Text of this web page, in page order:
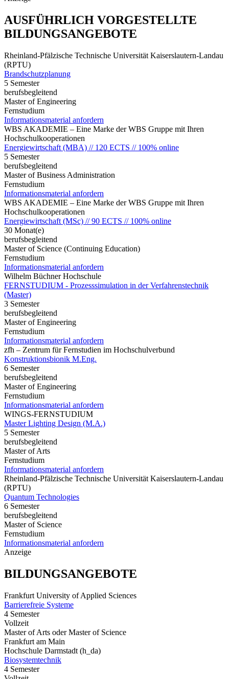
AUSFÜHRLICH VORGESTELLTE
BILDUNGSANGEBOTE
Rheinland-Pfälzische Technische Universität Kaiserslautern-Landau
(RPTU)
Brandschutzplanung
5 Semester
berufsbegleitend
Master of Engineering
Fernstudium
Informationsmaterial anfordern
WBS AKADEMIE – Eine Marke der WBS Gruppe mit Ihren
Hochschulkooperationen
Energiewirtschaft (MBA) // 120 ECTS // 100% online
5 Semester
berufsbegleitend
Master of Business Administration
Fernstudium
Informationsmaterial anfordern
WBS AKADEMIE – Eine Marke der WBS Gruppe mit Ihren
Hochschulkooperationen
Energiewirtschaft (MSc) // 90 ECTS // 100% online
30 Monat(e)
berufsbegleitend
Master of Science (Continuing Education)
Fernstudium
Informationsmaterial anfordern
Wilhelm Büchner Hochschule
FERNSTUDIUM - Prozesssimulation in der Verfahrenstechnik
(Master)
3 Semester
berufsbegleitend
Master of Engineering
Fernstudium
Informationsmaterial anfordern
zfh – Zentrum für Fernstudien im Hochschulverbund
Konstruktionsbionik M.Eng.
6 Semester
berufsbegleitend
Master of Engineering
Fernstudium
Informationsmaterial anfordern
WINGS-FERNSTUDIUM
Master Lighting Design (M.A.)
5 Semester
berufsbegleitend
Master of Arts
Fernstudium
Informationsmaterial anfordern
Rheinland-Pfälzische Technische Universität Kaiserslautern-Landau
(RPTU)
Quantum Technologies
6 Semester
berufsbegleitend
Master of Science
Fernstudium
Informationsmaterial anfordern
Anzeige
BILDUNGSANGEBOTE
Frankfurt University of Applied Sciences
Barrierefreie Systeme
4 Semester
Vollzeit
Master of Arts oder Master of Science
Frankfurt am Main
Hochschule Darmstadt (h_da)
Biosystemtechnik
4 Semester